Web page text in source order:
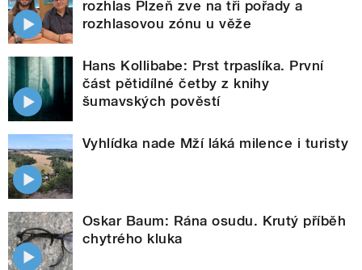
rozhlas Plzeň zve na tři pořady a
rozhlasovou zónu u věže
Hans Kollibabe: Prst trpaslíka. První
část pětidílné četby z knihy
šumavských pověstí
Vyhlídka nade Mží láká milence i turisty
Oskar Baum: Rána osudu. Krutý příběh
chytrého kluka